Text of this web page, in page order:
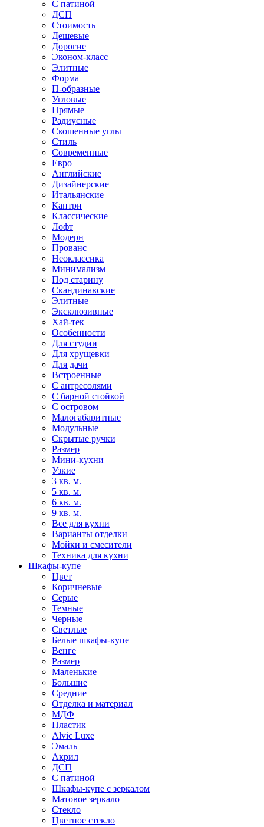
С патиной
ДСП
Стоимость
Дешевые
Дорогие
Эконом-класс
Элитные
Форма
П-образные
Угловые
Прямые
Радиусные
Скошенные углы
Стиль
Современные
Евро
Английские
Дизайнерские
Итальянские
Кантри
Классические
Лофт
Модерн
Прованс
Неоклассика
Минимализм
Под старину
Скандинавские
Элитные
Эксклюзивные
Хай-тек
Особенности
Для студии
Для хрущевки
Для дачи
Встроенные
С антресолями
С барной стойкой
С островом
Малогабаритные
Модульные
Скрытые ручки
Размер
Мини-кухни
Узкие
3 кв. м.
5 кв. м.
6 кв. м.
9 кв. м.
Все для кухни
Варианты отделки
Мойки и смесители
Техника для кухни
Шкафы-купе
Цвет
Коричневые
Серые
Темные
Черные
Светлые
Белые шкафы-купе
Венге
Размер
Маленькие
Большие
Средние
Отделка и материал
МДФ
Пластик
Alvic Luxe
Эмаль
Акрил
ДСП
С патиной
Шкафы-купе с зеркалом
Матовое зеркало
Стекло
Цветное стекло